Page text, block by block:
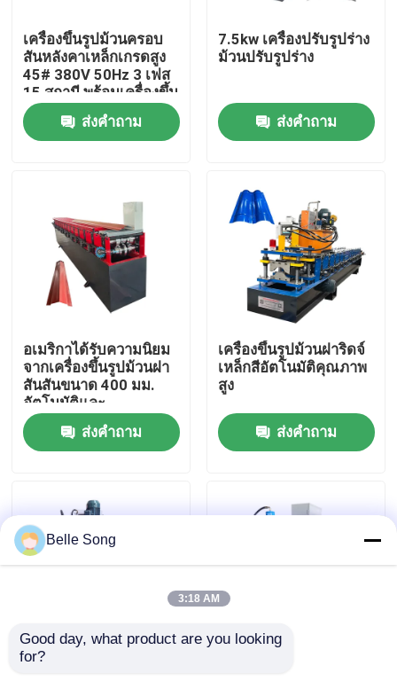
สินค้า
เกี่ยวกับเรา
ทัวร์โรงงาน
ควบคุมคุณภาพ
ติดต่อเรา
ข่าว
คดี
เครื่องขึ้นรูปม้วนครอบ
สันหลังคาเหล็กเกรดสูง
45# 380V 50Hz 3 เฟส
15 สถานี พร้อมเครื่องขึ้น
รูปครอบสันหลังคา
ส่งคำถาม
7.5kw เครื่องปรับรูปร่าง
ม้วนปรับรูปร่าง
ส่งคำถาม
อเมริกาได้รับความนิยม
จากเครื่องขึ้นรูปม้วนฝา
สันสันขนาด 400 มม.
อัตโนมัติและ
ประสิทธิภาพสูง
ส่งคำถาม
เครื่องขึ้นรูปม้วนฝาริดจ์
เหล็กสีอัตโนมัติคุณภาพ
สูง
ส่งคำถาม
หลังคาสันโลหะพร้อม
Belle Song
3:18 AM
Good day, what product are you looking
for?